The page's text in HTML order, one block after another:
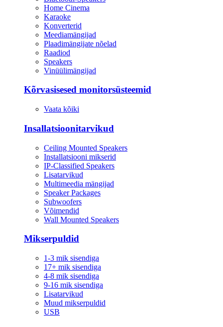
Home Cinema
Karaoke
Konverterid
Meediamängijad
Plaadimängijate nõelad
Raadiod
Speakers
Vinüülimängijad
Kõrvasisesed monitorsüsteemid
Vaata kõiki
Insallatsioonitarvikud
Ceiling Mounted Speakers
Installatsiooni mikserid
IP-Classified Speakers
Lisatarvikud
Multimeedia mängijad
Speaker Packages
Subwoofers
Võimendid
Wall Mounted Speakers
Mikserpuldid
1-3 mik sisendiga
17+ mik sisendiga
4-8 mik sisendiga
9-16 mik sisendiga
Lisatarvikud
Muud mikserpuldid
USB